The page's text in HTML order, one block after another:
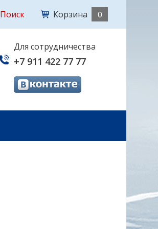
Поиск Корзина 0
Для сотрудничества
+7 911 422 77 77